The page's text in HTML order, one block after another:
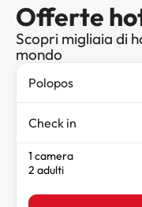
Offerte
Scopri migliaia di
mondo
Check in
1 camera
2 adulti